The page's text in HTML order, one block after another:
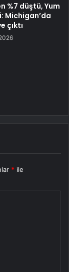
%7 düştü, Yum
Michigan’da
çıktı
* ile